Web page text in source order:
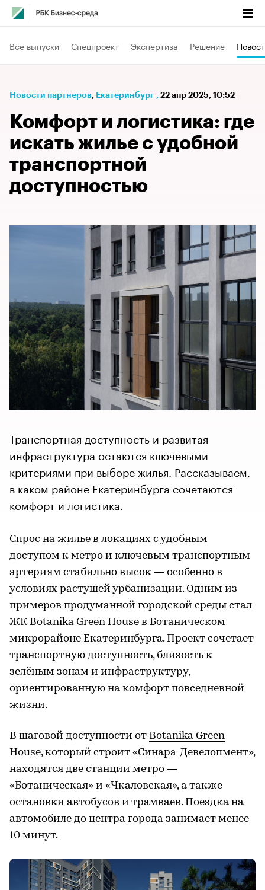
Все выпуски Спецпроект Экспертиза Решение
Новости партнеров⁠, Екатеринбург , 22 апр 2025, 10:52
Комфорт и логистика: где
искать жилье с удобной
транспортной
доступностью
Транспортная доступность и развитая
инфраструктура остаются ключевыми
критериями при выборе жилья. Рассказываем,
в каком районе Екатеринбурга сочетаются
комфорт и логистика.
Cпрос на жилье в локациях с удобным
доступом к метро и ключевым транспортным
артериям стабильно высок — особенно в
условиях растущей урбанизации. Одним из
примеров продуманной городской среды стал
ЖК Botanika Green House в Ботаническом
микрорайоне Екатеринбурга. Проект сочетает
транспортную доступность, близость к
зелёным зонам и инфраструктуру,
ориентированную на комфорт повседневной
жизни.
В шаговой доступности от Botanika Green
House, который строит «Синара-Девелопмент»,
находятся две станции метро —
«Ботаническая» и «Чкаловская», а также
остановки автобусов и трамваев. Поездка на
автомобиле до центра города занимает менее
10 минут.